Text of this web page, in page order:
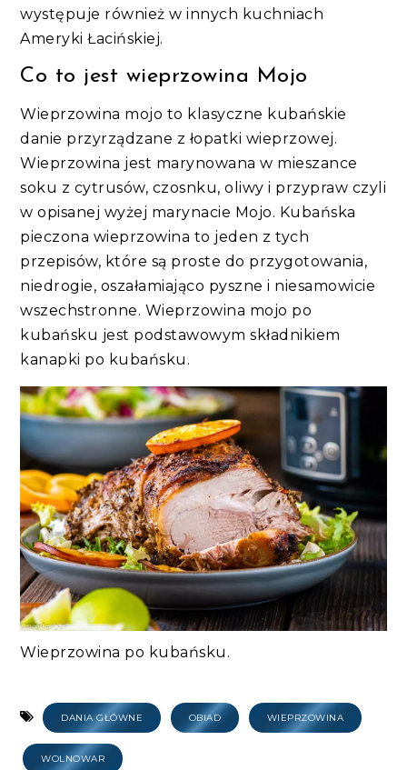
występuje również w innych kuchniach
Ameryki Łacińskiej.
Co to jest wieprzowina Mojo
Wieprzowina mojo to klasyczne kubańskie
danie przyrządzane z łopatki wieprzowej.
Wieprzowina jest marynowana w mieszance
soku z cytrusów, czosnku, oliwy i przypraw czyli
w opisanej wyżej marynacie Mojo. Kubańska
pieczona wieprzowina to jeden z tych
przepisów, które są proste do przygotowania,
niedrogie, oszałamiająco pyszne i niesamowicie
wszechstronne. Wieprzowina mojo po
kubańsku jest podstawowym składnikiem
kanapki po kubańsku.
Wieprzowina po kubańsku.
DANIA GŁÓWNE OBIAD WIEPRZOWINA
WOLNOWAR